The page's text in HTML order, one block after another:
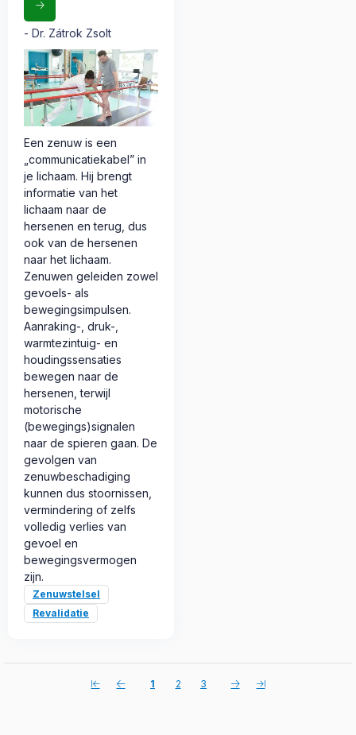
Dr. Zátrok Zsolt
Een zenuw is een
„communicatiekabel” in
je lichaam. Hij brengt
informatie van het
lichaam naar de
hersenen en terug, dus
ook van de hersenen
naar het lichaam.
Zenuwen geleiden zowel
gevoels- als
bewegingsimpulsen.
Aanraking-, druk-,
warmtezintuig- en
houdingssensaties
bewegen naar de
hersenen, terwijl
motorische
(bewegings)signalen
naar de spieren gaan. De
gevolgen van
zenuwbeschadiging
kunnen dus stoornissen,
vermindering of zelfs
volledig verlies van
gevoel en
bewegingsvermogen
zijn.
Zenuwstelsel
Revalidatie
1 2 3